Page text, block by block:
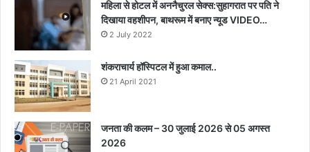
महिला से होटल में अननैचुरल सेक्स:सुहागरात पर पति ने
दिखाया वहशीपन, बाथरूम में बनाए न्यूड VIDEO…
2 July 2022
शंकराचार्य हॉस्पिटल में हुआ कमाल..
21 April 2021
जनता की कलम – 30 जुलाई 2026 से 05 अगस्त
2026